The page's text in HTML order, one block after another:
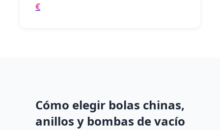
€
Cómo elegir bolas chinas,
anillos y bombas de vacío